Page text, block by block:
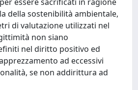
della sostenibilità ambientale,
di valutazione utilizzati nel
non siano
nel diritto positivo ed
ad eccessivi
se non addirittura ad